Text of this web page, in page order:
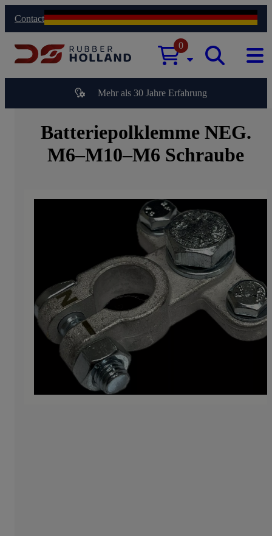
Contact
0
Mehr als 30 Jahre Erfahrung
Batteriepolklemme NEG.
M6–M10–M6 Schraube